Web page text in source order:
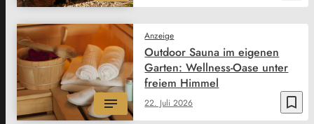
bookmark_border
22. Juli 2026
Anzeige
Outdoor Sauna im eigenen
Garten: Wellness-Oase unter
freiem Himmel